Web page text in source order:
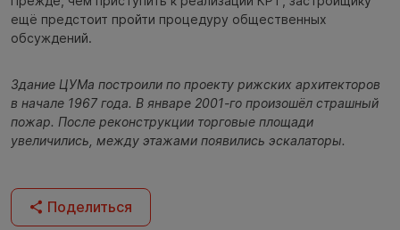
ещё предстоит пройти процедуру общественных
обсуждений.
Здание ЦУМа построили по проекту рижских архитекторов
в начале 1967 года. В январе 2001-го произошёл страшный
пожар. После реконструкции торговые площади
увеличились, между этажами появились эскалаторы.
Поделиться